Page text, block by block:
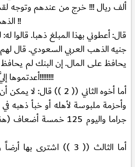
ألف ريال !!! خرج من عندهم وتوجه
الذهب 125 ريالا !! تضاعف خمس مرات !!
قال: أعطوني بهذا المبلغ ذهبا. قالوا
جنيه الذهب العربي السعودي. قال
أعدتموها إليَّ نقصت قدرتها الشرائية إلى الخمس!!!!!!!!
أما أخوه الثاني (( 2 ))
قال: لا يمكن
جراما واليوم 125
أما الثالث (( 3 ))
اشترى بها